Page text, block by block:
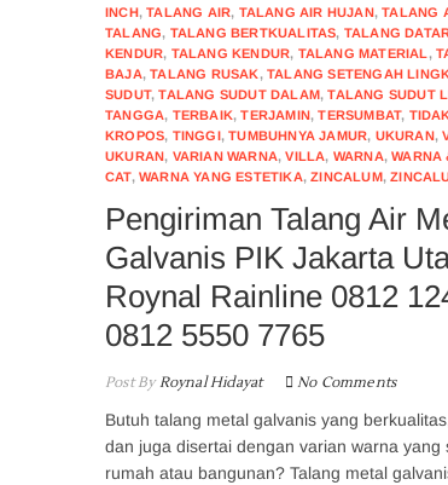
INCH,TALANG AIR, TALANG AIR HUJAN,TALANG
TALANG, TALANG BERTKUALITAS, TALANG
KENDUR, TALANG KENDUR, TALANG MATERIAL ,
BAJA,TALANG RUSAK,TALANG SETENGAH
SUDUT,TALANG SUDUT DALAM,TALANG SUDUT
TANGGA, TERBAIK,TERJAMIN,TERSUMBAT,
KROPOS, TINGGI,TUMBUHNYA JAMUR, UKURAN,
UKURAN, VARIAN WARNA,VILLA, WARNA,WARNA
CAT,WARNA YANG ESTETIKA,ZINCALUM,
Pengiriman Talang Air
Galvanis PIK Jakarta
Roynal Rainline 0812
0812 5550 7765
Post ByRoynal Hidayat No Comments
Butuh talang metal galvanis yang
dan juga disertai dengan varian warna yang
rumah atau bangunan? Talang metal